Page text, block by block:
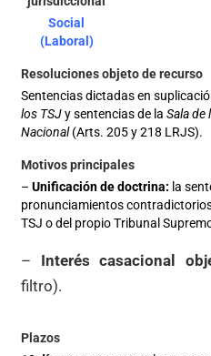
Social
(Laboral)
Sentencias dictadas en
los TSJy sentencias de la Sala de
Nacional(Arts. 205 y 218 LRJS).
– Unificación de doctrina: la
pronunciamientos
TSJ o del propio Tribunal
– Interés casacional
filtro).